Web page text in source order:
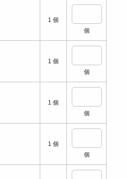
1 個
個
1 個
個
1 個
個
1 個
個